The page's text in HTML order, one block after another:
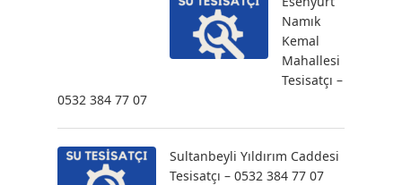
Namık
Kemal
Mahallesi
Tesisatçı –
0532 384 77 07
Sultanbeyli Yıldırım Caddesi
Tesisatçı – 0532 384 77 07